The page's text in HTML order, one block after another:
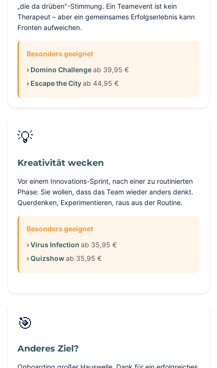
„die da drüben"-Stimmung. Ein Teamevent ist kein
Therapeut – aber ein gemeinsames Erfolgserlebnis kann
Fronten aufweichen.
Besonders geeignet
› Domino Challengeab 39,95 €
› Escape the Cityab 44,95 €
💡
Kreativität wecken
Vor einem Innovations-Sprint, nach einer zu routinierten
Phase: Sie wollen, dass das Team wieder anders denkt.
Querdenken, Experimentieren, raus aus der Routine.
Besonders geeignet
› Virus Infection ab 35,95 €
› Quizshowab 35,95 €
🎯
Anderes Ziel?